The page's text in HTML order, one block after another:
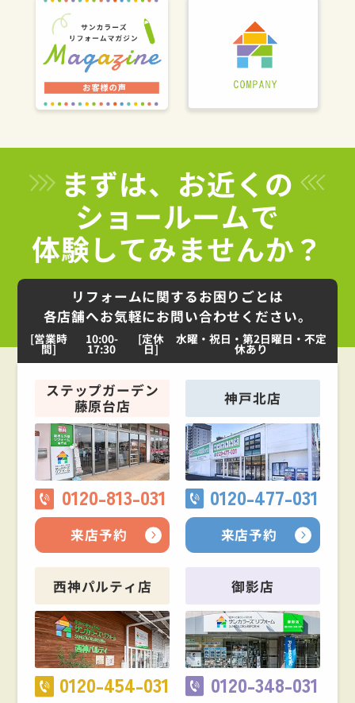
まずは、お近くの
ショールームで
体験してみませんか？
リフォームに関するお困りごとは
各店舗へお気軽にお問い合わせください。
[営業時
間]
10:00-
17:30
[定休
日]
水曜・祝日・第2日曜日・不定
休あり
ステップガーデン
藤原台店
0120-813-031
来店予約
神戸北店
0120-477-031
来店予約
西神パルティ店
0120-454-031
御影店
0120-348-031